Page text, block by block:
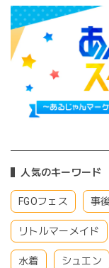
人気のキーワード
FGOフェス 事
リトルマーメイド
水着 シュエン